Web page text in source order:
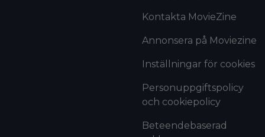
Kontakta MovieZine
Annonsera på Moviezine
Inställningar för cookies
Personuppgiftspolicy
och cookiepolicy
Beteendebaserad